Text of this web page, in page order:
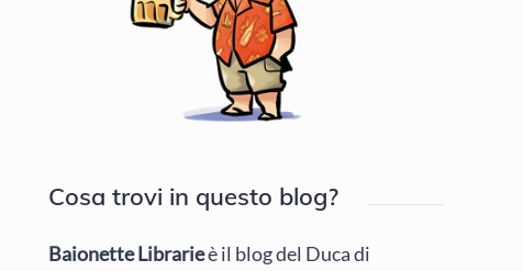
Cosa trovi in questo blog?
Baionette Librarieè il blog del Duca di